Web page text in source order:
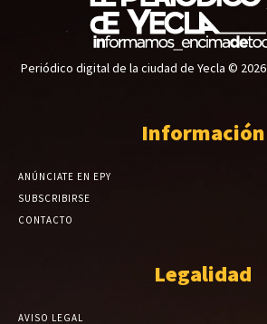
Periódico digital de la ciudad de Yecla © 2026
Información
ANÚNCIATE EN EPY
SUBSCRIBIRSE
CONTACTO
Legalidad
AVISO LEGAL